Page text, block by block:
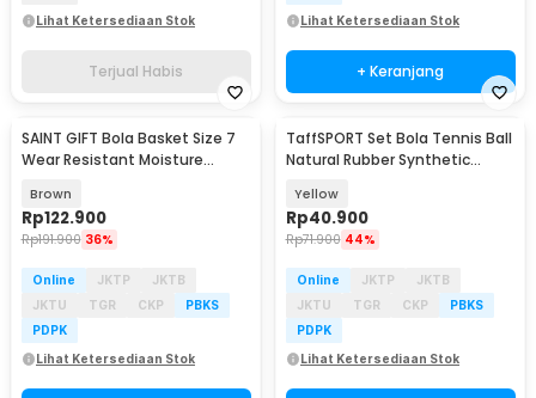
Lihat Ketersediaan Stok
Terjual Habis
Lihat Ketersediaan Stok
+ Keranjang
SAINT GIFT Bola Basket Size 7
Wear Resistant Moisture
Brown
Rp122.900
Rp191.900 36%
Online JKTP
JKTB
JKTU
TGR CKP
PBKS
PDPK
Lihat Ketersediaan Stok
TaffSPORT Set Bola Tennis Ball
Natural Rubber Synthetic
Yellow
Rp40.900
Rp71.900 44%
Online JKTP
JKTB
JKTU
TGR CKP
PBKS
PDPK
Lihat Ketersediaan Stok